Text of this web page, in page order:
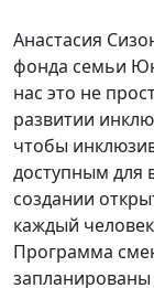
Анастасия
фонда семьи
нас это не
развитии
чтобы
доступным для
создании
каждый
Программа